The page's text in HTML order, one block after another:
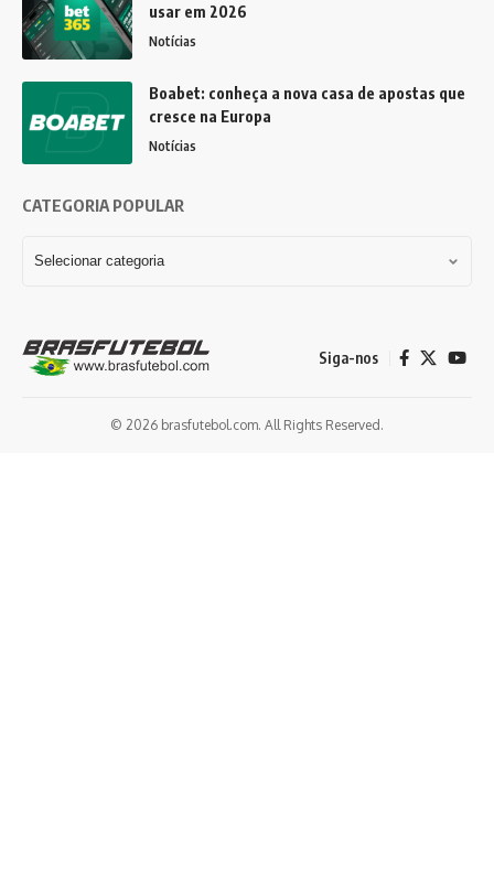
usar em 2026
Notícias
Boabet: conheça a nova casa de apostas que
cresce na Europa
Notícias
CATEGORIA POPULAR
Siga-nos
© 2026 brasfutebol.com. All Rights Reserved.